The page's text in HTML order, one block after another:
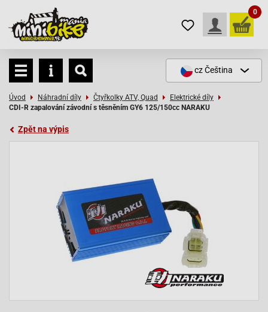
0
czČeština
Úvod Náhradní díly Čtyřkolky ATV, Quad
Elektrické díly
CDI-R zapalování závodní s těsněním GY6 125/150cc NARAKU
Zpět na výpis